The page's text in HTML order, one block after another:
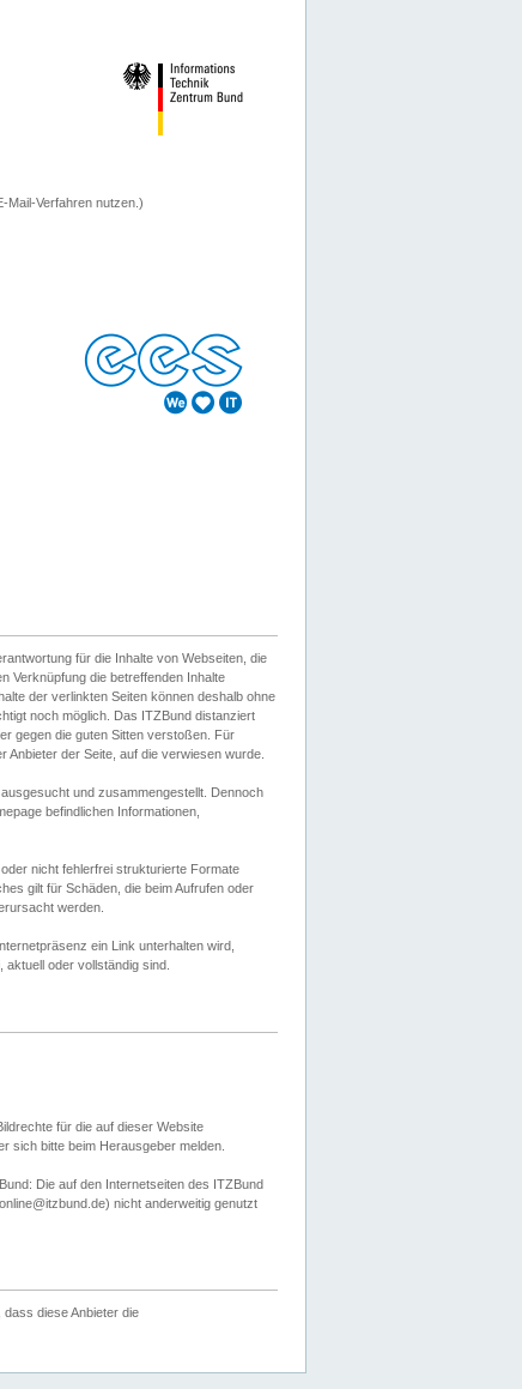
Mail-Verfahren nutzen.)
für die Inhalte von Webseiten, die
Verknüpfung die betreffenden Inhalte
der verlinkten Seiten können deshalb ohne
noch möglich. Das ITZBund distanziert
gegen die guten Sitten verstoßen. Für
der Seite, auf die verwiesen wurde.
und zusammengestellt. Dennoch
befindlichen Informationen,
nicht fehlerfrei strukturierte Formate
gilt für Schäden, die beim Aufrufen oder
werden.
ein Link unterhalten wird,
oder vollständig sind.
für die auf dieser Website
sich bitte beim Herausgeber melden.
Die auf den Internetseiten des ITZBund
nicht anderweitig genutzt
diese Anbieter die